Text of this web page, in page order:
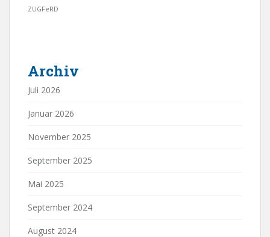
ZUGFeRD
Archiv
Juli 2026
Januar 2026
November 2025
September 2025
Mai 2025
September 2024
August 2024